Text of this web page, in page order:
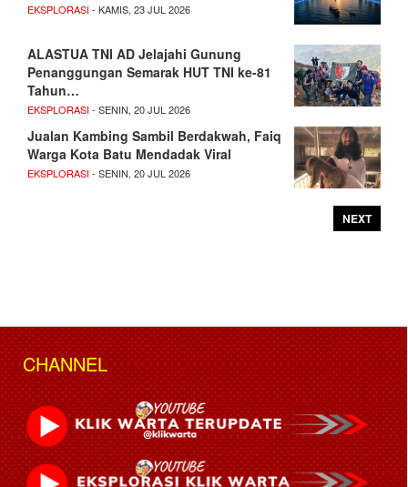
EKSPLORASI- KAMIS, 23 JUL 2026
ALASTUA TNI AD Jelajahi Gunung
Penanggungan Semarak HUT TNI ke-81
Tahun…
EKSPLORASI- SENIN, 20 JUL 2026
Jualan Kambing Sambil Berdakwah, Faiq
Warga Kota Batu Mendadak Viral
EKSPLORASI- SENIN, 20 JUL 2026
NEXT
CHANNEL